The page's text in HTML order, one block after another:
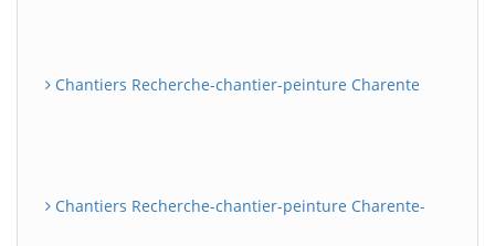
Chantiers Recherche-chantier-peinture Charente
Chantiers Recherche-chantier-peinture Charente-